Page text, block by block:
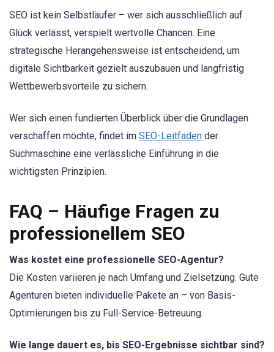
SEO ist kein Selbstläufer – wer sich ausschließlich auf
Glück verlässt, verspielt wertvolle Chancen. Eine
strategische Herangehensweise ist entscheidend, um
digitale Sichtbarkeit gezielt auszubauen und langfristig
Wettbewerbsvorteile zu sichern.
Wer sich einen fundierten Überblick über die Grundlagen
verschaffen möchte, findet im SEO-Leitfaden der
Suchmaschine eine verlässliche Einführung in die
wichtigsten Prinzipien.
FAQ – Häufige Fragen zu
professionellem SEO
Was kostet eine professionelle SEO-Agentur?
Die Kosten variieren je nach Umfang und Zielsetzung. Gute
Agenturen bieten individuelle Pakete an – von Basis-
Optimierungen bis zu Full-Service-Betreuung.
Wie lange dauert es, bis SEO-Ergebnisse sichtbar sind?